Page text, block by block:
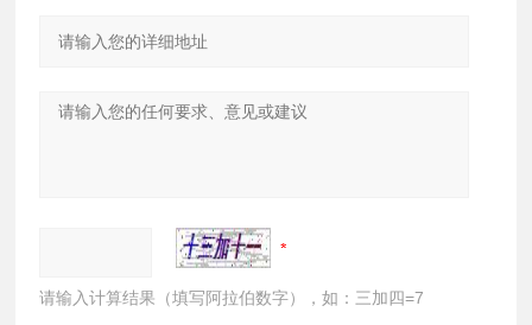
请输入计算结果（填写阿拉伯数字），如：三加四=7